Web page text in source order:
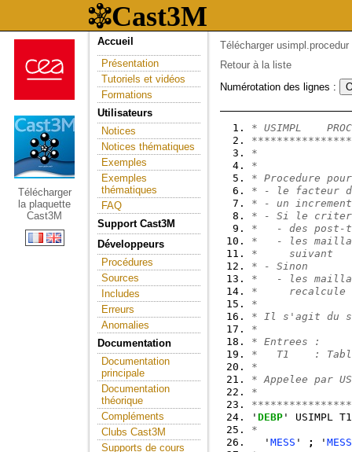
Télécharger
la plaquette
Cast3M
Accueil
Présentation
Tutoriels et vidéos
Formations
Utilisateurs
Notices
Notices thématiques
Exemples
Exemples
thématiques
FAQ
Support Cast3M
Développeurs
Procédures
Sources
Includes
Erreurs
Anomalies
Documentation
Documentation
principale
Documentation
théorique
Compléments
Clubs Cast3M
Supports de cours
Télécharger usimpl.procedur
Retour à la liste
Numérotation des lignes :
* USIMPL
*
*
* Procedure
* - le facteur de
* - un
* - Si le critere
*   - des post-
*   - les
*     suivant
* - Sinon
*   - les
*     recalcule
*
* Il s'agit du
*
* Entrees :
*   T1    : Table
*
* Appelee par
*
' DEBP ' USIMPL T1
*
  '
MESS ' ; ' MESS